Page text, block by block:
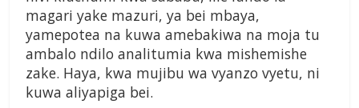
magari yake mazuri, ya bei mbaya,
yamepotea na kuwa amebakiwa na moja tu
ambalo ndilo analitumia kwa mishemishe
zake. Haya, kwa mujibu wa vyanzo vyetu, ni
kuwa aliyapiga bei.